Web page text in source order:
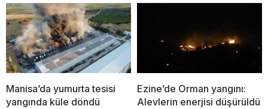
Manisa’da yumurta tesisi
yangında küle döndü
Ezine’de Orman yangını:
Alevlerin enerjisi düşürüldü